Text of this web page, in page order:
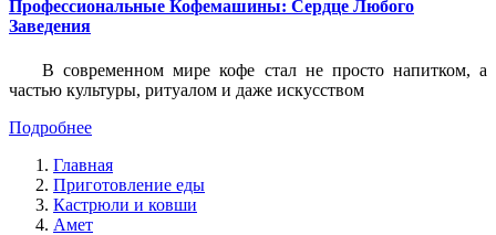
Профессиональные Кофемашины: Сердце Любого
Заведения
В современном мире кофе стал не просто напитком, а
частью культуры, ритуалом и даже искусством
Подробнее
Главная
Приготовление еды
Кастрюли и ковши
Амет